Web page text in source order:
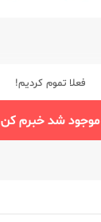
فعلا تموم کردیم!
موجود شد خبرم کن